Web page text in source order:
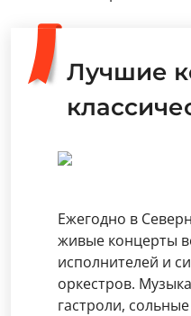
Лучшие
Ежегодно в
живые концерты
исполнителей и
оркестров.
гастроли,